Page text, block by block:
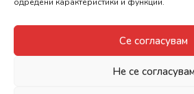
Се согласувам
Не се согласувам